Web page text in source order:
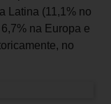
Latina (11,1% no
na Europa e
no